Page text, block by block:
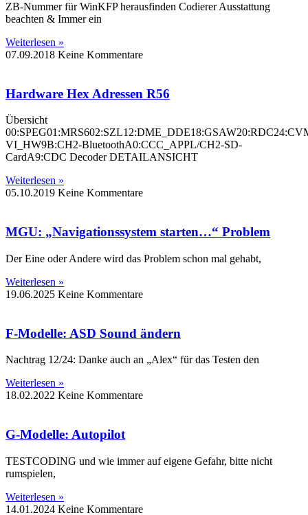
ZB-Nummer für WinKFP herausfinden Codierer Ausstattung
beachten & Immer ein
Weiterlesen »
07.09.2018 Keine Kommentare
Hardware Hex Adressen R56
Übersicht
VI_HW9B:CH2-BluetoothA0:CCC_APPL/CH2-SD-
CardA9:CDC Decoder DETAILANSICHT
Weiterlesen »
05.10.2019 Keine Kommentare
MGU: „Navigationssystem starten…“ Problem
Der Eine oder Andere wird das Problem schon mal gehabt,
Weiterlesen »
19.06.2025 Keine Kommentare
F-Modelle: ASD Sound ändern
Nachtrag 12/24: Danke auch an „Alex“ für das Testen den
Weiterlesen »
18.02.2022 Keine Kommentare
G-Modelle: Autopilot
TESTCODING und wie immer auf eigene Gefahr, bitte nicht
rumspielen,
Weiterlesen »
14.01.2024 Keine Kommentare